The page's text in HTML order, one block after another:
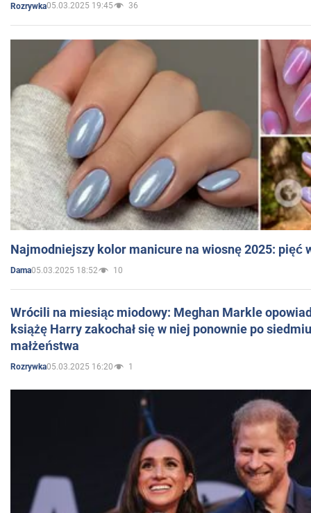
Rozrywka05.03.2025 19:45 36
Najmodniejszy kolor manicure na wiosnę 2025: pięć
Dama05.03.2025 18:52 10
Wrócili na miesiąc miodowy: Meghan Markle
książę Harry zakochał się w niej ponownie po
małżeństwa
Rozrywka05.03.2025 16:20 1